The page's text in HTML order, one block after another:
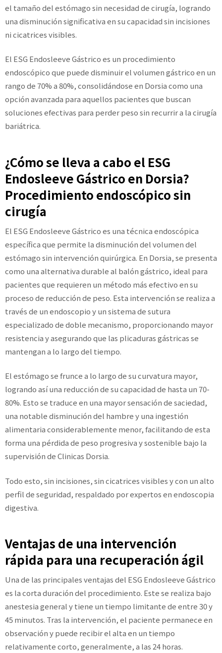
el tamaño del estómago sin necesidad de cirugía, logrando
una disminución significativa en su capacidad sin incisiones
ni cicatrices visibles.
El ESG Endosleeve Gástrico es un procedimiento
endoscópico que puede disminuir el volumen gástrico en un
rango de 70% a 80%, consolidándose en Dorsia como una
opción avanzada para aquellos pacientes que buscan
soluciones efectivas para perder peso sin recurrir a la cirugía
bariátrica.
¿Cómo se lleva a cabo el ESG
Endosleeve Gástrico en Dorsia?
Procedimiento endoscópico sin
cirugía
El ESG Endosleeve Gástrico es una técnica endoscópica
específica que permite la disminución del volumen del
estómago sin intervención quirúrgica. En Dorsia, se presenta
como una alternativa durable al balón gástrico, ideal para
pacientes que requieren un método más efectivo en su
proceso de reducción de peso. Esta intervención se realiza a
través de un endoscopio y un sistema de sutura
especializado de doble mecanismo, proporcionando mayor
resistencia y asegurando que las plicaduras gástricas se
mantengan a lo largo del tiempo.
El estómago se frunce a lo largo de su curvatura mayor,
logrando así una reducción de su capacidad de hasta un 70-
80%. Esto se traduce en una mayor sensación de saciedad,
una notable disminución del hambre y una ingestión
alimentaria considerablemente menor, facilitando de esta
forma una pérdida de peso progresiva y sostenible bajo la
supervisión de Clinicas Dorsia.
Todo esto, sin incisiones, sin cicatrices visibles y con un alto
perfil de seguridad, respaldado por expertos en endoscopia
digestiva.
Ventajas de una intervención
rápida para una recuperación ágil
Una de las principales ventajas del ESG Endosleeve Gástrico
es la corta duración del procedimiento. Este se realiza bajo
anestesia general y tiene un tiempo limitante de entre 30 y
45 minutos. Tras la intervención, el paciente permanece en
observación y puede recibir el alta en un tiempo
relativamente corto, generalmente, a las 24 horas.